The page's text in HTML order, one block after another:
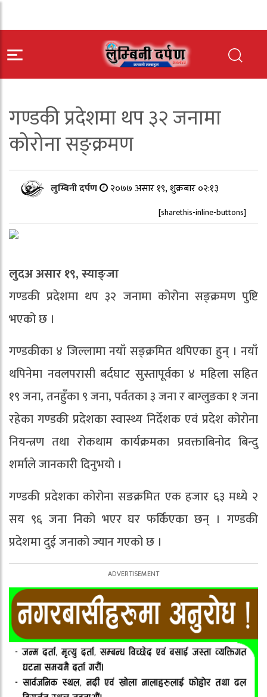
गण्डकी प्रदेशमा थप ३२ जनामा
कोरोना सङ्क्रमण
लुम्बिनी दर्पण २०७७ असार १९, शुक्रबार ०२:१३
[sharethis-inline-buttons]
लुदअ असार १९, स्याङ्जा
गण्डकी प्रदेशमा थप ३२ जनामा कोरोना सङ्क्रमण पुष्टि
भएको छ ।
गण्डकीका ४ जिल्लामा नयाँ सङ्क्रमित थपिएका हुन् । नयाँ
थपिनेमा नवलपरासी बर्दघाट सुस्तापूर्वका ४ महिला सहित
१९ जना, तनहुँका ९ जना, पर्वतका ३ जना र बाग्लुङका १ जना
रहेका गण्डकी प्रदेशका स्वास्थ्य निर्देशक एवं प्रदेश कोरोना
नियन्त्रण तथा रोकथाम कार्यक्रमका प्रवक्ताबिनोद बिन्दु
शर्माले जानकारी दिनुभयो ।
गण्डकी प्रदेशका कोरोना सङक्रमित एक हजार ६३ मध्ये २
सय ९६ जना निको भएर घर फर्किएका छन् । गण्डकी
प्रदेशमा दुई जनाको ज्यान गएको छ ।